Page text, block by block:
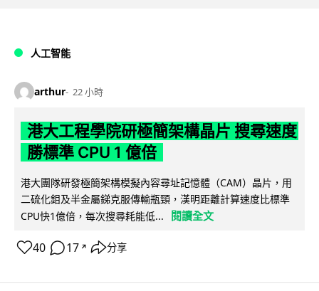
人工智能
arthur 22 小時
港大工程學院研極簡架構晶片 搜尋速度
勝標準 CPU 1 億倍
港大團隊研發極簡架構模擬內容尋址記憶體（CAM）晶片，用
二硫化鉬及半金屬銻克服傳輸瓶頸，漢明距離計算速度比標準
CPU快1億倍，每次搜尋耗能低...
閱讀全文
40 17 ↗ 分享